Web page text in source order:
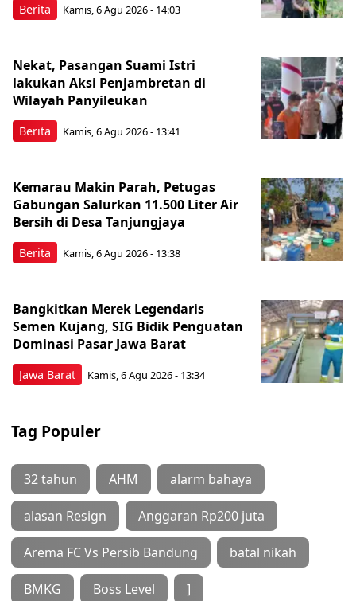
Berita Kamis, 6 Agu 2026 - 14:03
Berita
Nekat, Pasangan Suami Istri
lakukan Aksi Penjambretan di
Wilayah Panyileukan
Kamis, 6 Agu 2026 - 13:41
Berita
Kemarau Makin Parah, Petugas
Gabungan Salurkan 11.500 Liter Air
Bersih di Desa Tanjungjaya
Kamis, 6 Agu 2026 - 13:38
Jawa Barat
Bangkitkan Merek Legendaris
Semen Kujang, SIG Bidik Penguatan
Dominasi Pasar Jawa Barat
Kamis, 6 Agu 2026 - 13:34
Tag Populer
32 tahun AHM alarm bahaya
alasan Resign Anggaran Rp200 juta
Arema FC Vs Persib Bandung batal nikah
BMKG Boss Level ]